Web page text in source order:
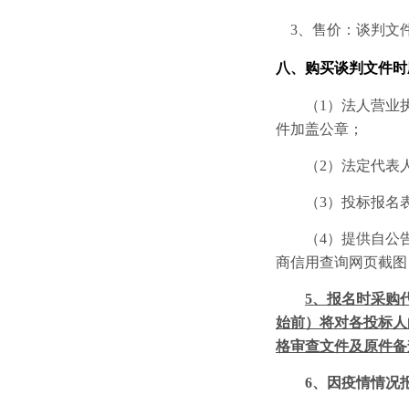
3、售价：谈判文
八、购买谈判文件
（1）法人营业
件加盖公章；
（2）法定代表
（3）投标报名
（4）提供自公
商信用查询网页截
5、报名时采购
始前）将对各投标
格审查文件及原件
6、因疫情情况